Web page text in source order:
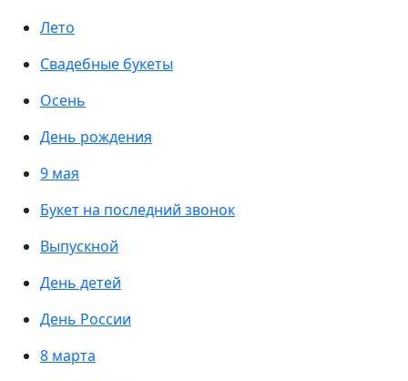
Лето
Свадебные букеты
Осень
День рождения
9 мая
Букет на последний звонок
Выпускной
День детей
День России
8 марта